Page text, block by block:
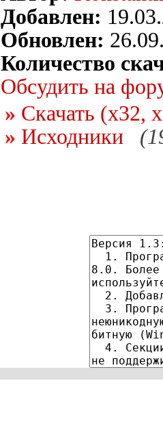
Добавлен:
Обновлен:
Количество
Обсудить на
Скачать (x32,
Исходники